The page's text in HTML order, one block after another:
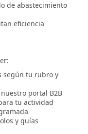
de abastecimiento
eficiencia
según tu rubro y
portal B2B
tu actividad
y guías